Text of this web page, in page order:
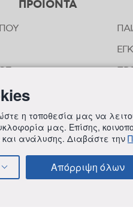
ΠΡΟΪΟΝΤΑ
η τοποθεσία μας να
μας. Επίσης,
ανάλυσης. Διαβάστε την
Απόρριψη όλων